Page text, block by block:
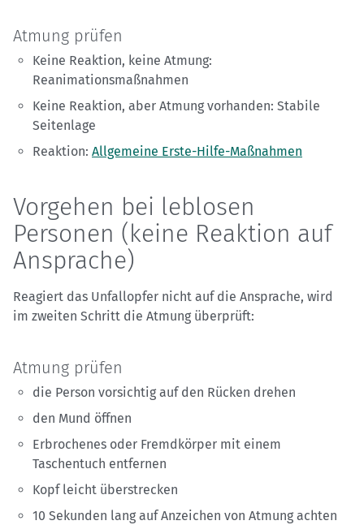
Atmung prüfen
Keine Reaktion, keine Atmung:
Reanimationsmaßnahmen
Keine Reaktion, aber Atmung vorhanden: Stabile
Seitenlage
Reaktion: Allgemeine Erste-Hilfe-Maßnahmen
Vorgehen bei leblosen
Personen (keine Reaktion auf
Ansprache)
Reagiert das Unfallopfer nicht auf die Ansprache, wird
im zweiten Schritt die Atmung überprüft:
Atmung prüfen
die Person vorsichtig auf den Rücken drehen
den Mund öffnen
Erbrochenes oder Fremdkörper mit einem
Taschentuch entfernen
Kopf leicht überstrecken
10 Sekunden lang auf Anzeichen von Atmung achten